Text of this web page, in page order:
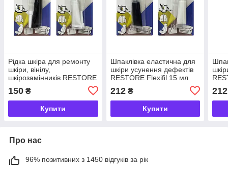
Рідка шкіра для ремонту
шкіри, вінілу,
шкірозамінників RESTORE
150 ₴
Купити
Шпаклівка еластична для
шкіри усунення дефектів
RESTORE Flexifil 15 мл
212₴
Купити
212
Про нас
96% позитивних з 1450 відгуків за рік